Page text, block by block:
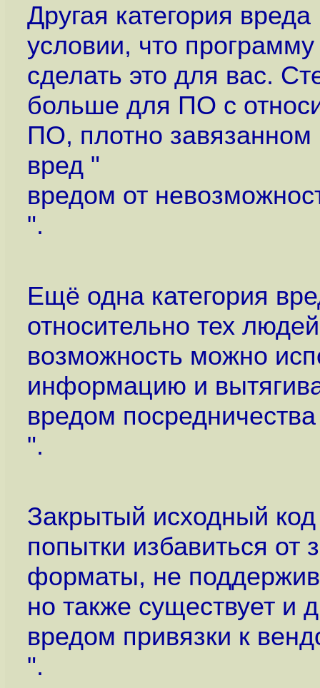
Другая категория
условии, что
сделать это для вас.
больше для ПО с
ПО, плотно завязанном
вред "
вредом от
".
Ещё одна категория
относительно тех
возможность можно
информацию и
вредом посредничества
".
Закрытый исходный
попытки избавиться
форматы, не
но также существует и
вредом привязки к
".